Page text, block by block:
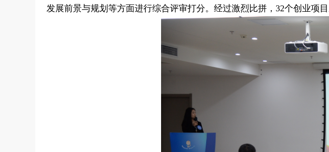
发展前景与规划等方面进行综合评审打分。经过激烈比拼，32个创业项